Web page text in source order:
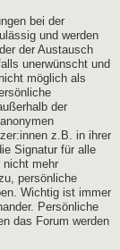
bei der
und werden
der Austausch
unerwünscht und
möglich als
der
z.B. in ihrer
Signatur für alle
nicht mehr
persönliche
Wichtig ist immer
Persönliche
das Forum werden